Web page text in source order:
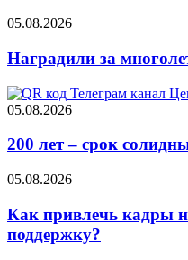
05.08.2026
Наградили за
05.08.2026
200 лет – срок
05.08.2026
Как привлечь кадры
поддержку?